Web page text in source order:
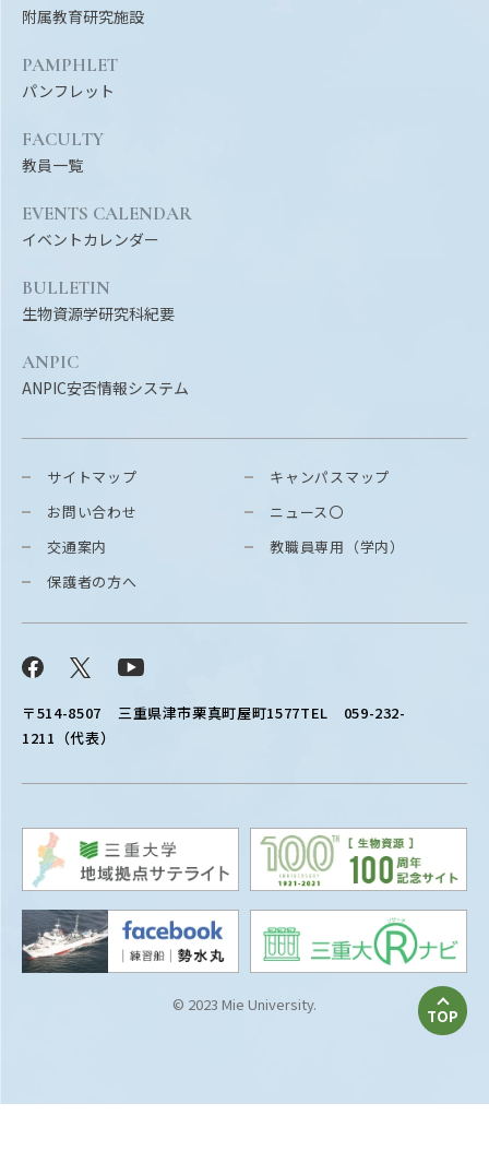
〒514-8507 三重県津市栗真町屋町1577TEL 059-232-
1211（代表）
サイトマップ
お問い合わせ
交通案内
保護者の方へ
Facebook
キャンパスマップ
ニュース〇
教職員専用（学内）
附属教育研究施設
PAMPHLET
パンフレット
FACULTY
教員一覧
EVENTS CALENDAR
イベントカレンダー
BULLETIN
生物資源学研究科紀要
ANPIC
ANPIC安否情報システム
© 2023 Mie University.
TOP